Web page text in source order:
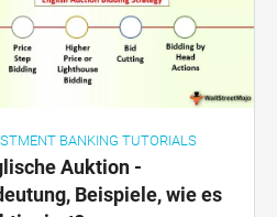
BANKING TUTORIALS
Auktion -
Beispiele, wie es